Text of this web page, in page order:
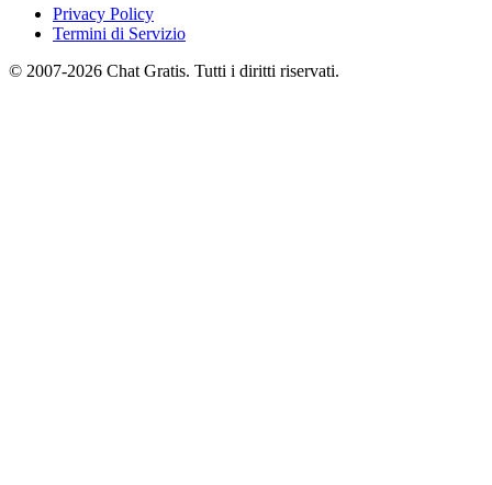
Privacy Policy
Termini di Servizio
© 2007-2026 Chat Gratis. Tutti i diritti riservati.